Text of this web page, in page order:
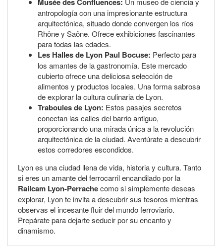
antropología con una impresionante estructura
arquitectónica, situado donde convergen los ríos
Rhône y Saône. Ofrece exhibiciones fascinantes
para todas las edades.
Les Halles de Lyon Paul Bocuse: Perfecto para
los amantes de la gastronomía. Este mercado
cubierto ofrece una deliciosa selección de
alimentos y productos locales. Una forma sabrosa
de explorar la cultura culinaria de Lyon.
Traboules de Lyon: Estos pasajes secretos
conectan las calles del barrio antiguo,
proporcionando una mirada única a la revolución
arquitectónica de la ciudad. Aventúrate a descubrir
estos corredores escondidos.
Lyon es una ciudad llena de vida, historia y cultura. Tanto
si eres un amante del ferrocarril encandilado por la
Railcam Lyon-Perrachecomo si simplemente deseas
explorar, Lyon te invita a descubrir sus tesoros mientras
observas el incesante fluir del mundo ferroviario.
Prepárate para dejarte seducir por su encanto y
dinamismo.